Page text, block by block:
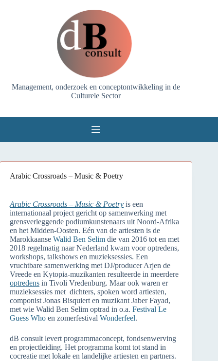
Management, onderzoek en conceptontwikkeling in de
Culturele Sector
Arabic Crossroads – Music & Poetry
Arabic Crossroads – Music & Poetry is een
internationaal project gericht op samenwerking met
grensverleggende podiumkunstenaars uit Noord-Afrika
en het Midden-Oosten. Eén van de artiesten is de
Marokkaanse Walid Ben Selim die van 2016 tot en met
2018 regelmatig naar Nederland kwam voor optredens,
workshops, talkshows en muzieksessies. Een
vruchtbare samenwerking met DJ/producer Arjen de
Vreede en Kytopia-muzikanten resulteerde in meerdere
optredens in Tivoli Vredenburg. Maar ook waren er
muzieksessies met dichters, spoken word artiesten,
componist Jonas Bisquiert en muzikant Jaber Fayad,
met wie Walid Ben Selim optrad in o.a. Festival Le
Guess Who en zomerfestival Wonderfeel.
dB consult levert programmaconcept, fondsenwerving
en projectleiding. Het programma komt tot stand in
cocreatie met lokale en landelijke artiesten en partners.